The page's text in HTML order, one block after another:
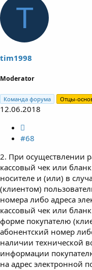
n
:
T
tim1998
Moderator
Команда форума Отцы-
12.06.2018
#68
2. При осуществлении
кассовый чек или
носителе и (или) в
(клиентом)
номера либо адреса
кассовый чек или
форме покупателю
абонентский номер
наличии технической
информации
на адрес электронной